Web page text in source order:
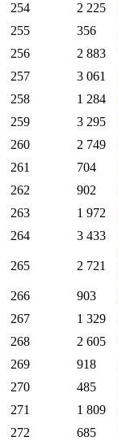
254
2 225
255
356
256
2 883
257
3 061
258
1 284
259
3 295
260
2 749
261
704
262
902
263
1 972
264
3 433
265 2 721
266 903
267
1 329
268
2 605
269
918
270
485
271
1 809
272
685